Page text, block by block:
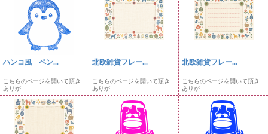
ハンコ風 ペン...
こちらのページを開いて頂き
ありが...
北欧雑貨フレー...
こちらのページを開いて頂き
ありが...
北欧雑貨フレー...
こちらのページを開いて頂き
ありが...